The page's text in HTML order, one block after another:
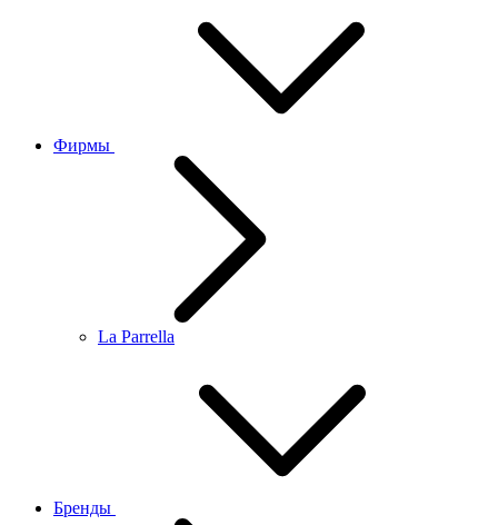
Фирмы
La Parrella
Бренды